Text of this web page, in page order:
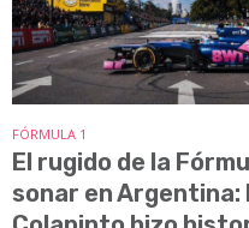
FÓRMULA 1
El rugido de la
sonar en Argentina: